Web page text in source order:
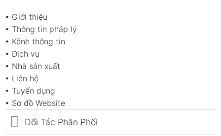
• Giới thiệu
• Thông tin pháp lý
• Kênh thông tin
• Dịch vụ
• Nhà sản xuất
• Liên hệ
• Tuyển dụng
• Sơ đồ Website
Đối Tác Phân Phối